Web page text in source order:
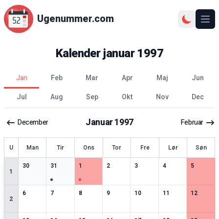
Ugenummer.com
Kalenderjanuar 1997
jan feb mar apr maj
jun
jul
aug sep okt nov dec
December Januar1997 Februar
Uge Man Tir Ons Tor Fre Lør Søn
1
30
0særlige datoer
31
1særlige datoer
11 særlige datoer
2
0særlige datoer
3
0særlige datoer
4
0særlige datoer
5
0særlige
2
6
1særlige datoer
7
0særlige datoer
8
0særlige datoer
9
0særlige datoer
10
0særlige datoer
11
0særlige datoer
12
0særlige